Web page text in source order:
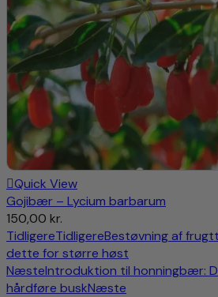
Quick View
Gojibær – Lycium barbarum
150,00 kr.
TidligereTidligereBestøvning af
dette for større høst
NæsteIntroduktion til honningbær:
hårdføre buskNæste